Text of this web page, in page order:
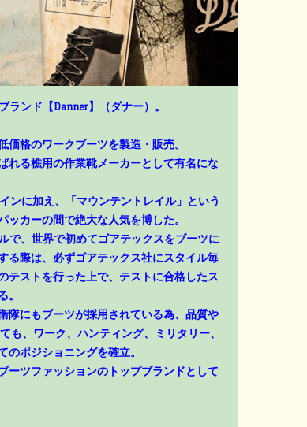
ランド【Danner】（ダナー）。
格のワークブーツを製造・販売。
れる樵用の作業靴メーカーとして有名にな
ンに加え、「マウンテントレイル」という
カーの間で絶大な人気を博した。
で、世界で初めてゴアテックスをブーツに
る際は、必ずゴアテックス社にスタイル毎
テストを行った上で、テストに合格したス
。
隊にもブーツが採用されている為、品質や
も、ワーク、ハンティング、ミリタリー、
のポジショニングを確立。
ーツファッションのトップブランドとして